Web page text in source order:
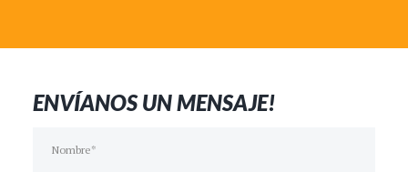
ENVÍANOS UN MENSAJE!